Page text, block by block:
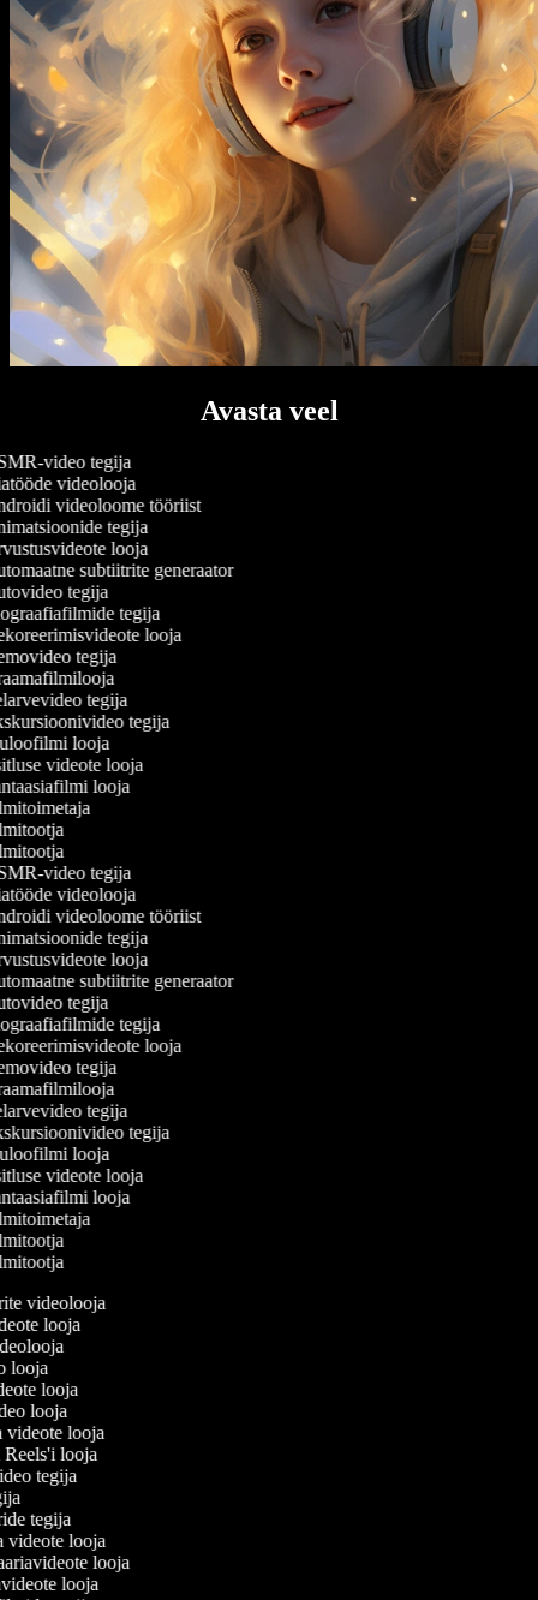
Avasta veel
video tegija
videolooja
videoloome tööriist
tegija
looja
subtiitrite generaator
tegija
tegija
looja
tegija
tegija
tegija
looja
videote looja
looja
video tegija
videolooja
videoloome tööriist
tegija
looja
subtiitrite generaator
tegija
tegija
looja
tegija
tegija
tegija
looja
videote looja
looja
videolooja
looja
looja
looja
looja
videote looja
Reels'i looja
tegija
tegija
videote looja
looja
looja